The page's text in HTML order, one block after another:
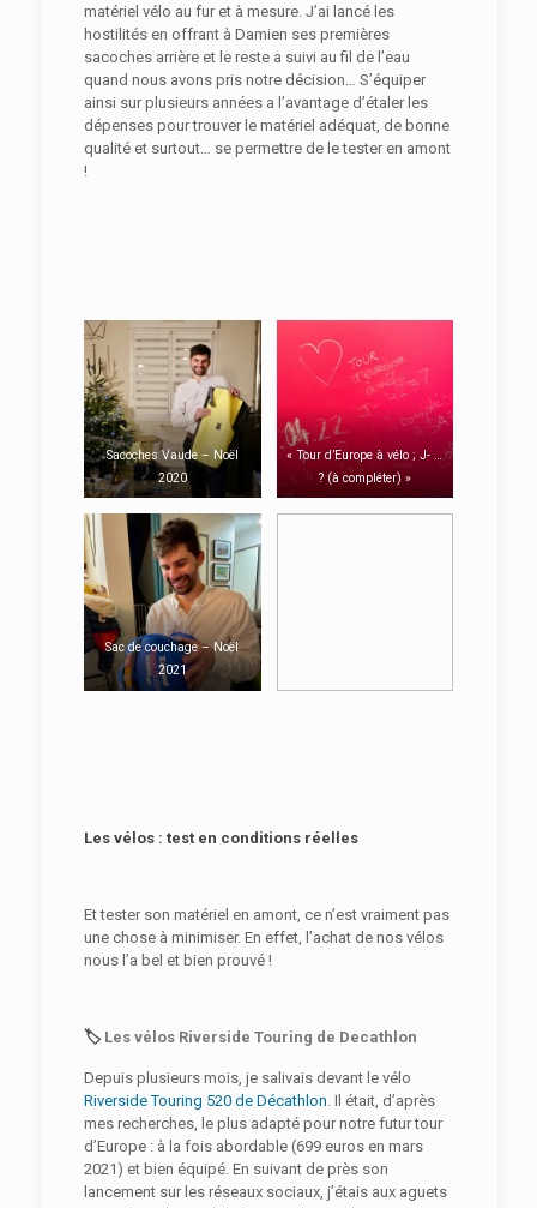
matériel vélo au fur et à mesure. J’ai lancé les
hostilités en offrant à Damien ses premières
sacoches arrière et le reste a suivi au fil de l’eau
quand nous avons pris notre décision… S’équiper
ainsi sur plusieurs années a l’avantage d’étaler les
dépenses pour trouver le matériel adéquat, de bonne
qualité et surtout… se permettre de le tester en amont
!
Sacoches Vaude – Noël
2020
« Tour d’Europe à vélo ; J- …
? (à compléter) »
Sac de couchage – Noël
2021
Les vélos : test en conditions réelles
Et tester son matériel en amont, ce n’est vraiment pas
une chose à minimiser. En effet, l’achat de nos vélos
nous l’a bel et bien prouvé !
🏷️ Les vélos Riverside Touring de Decathlon
Depuis plusieurs mois, je salivais devant le vélo
Riverside Touring 520 de Décathlon . Il était, d’après
mes recherches, le plus adapté pour notre futur tour
d’Europe : à la fois abordable (699 euros en mars
2021) et bien équipé. En suivant de près son
lancement sur les réseaux sociaux, j’étais aux aguets